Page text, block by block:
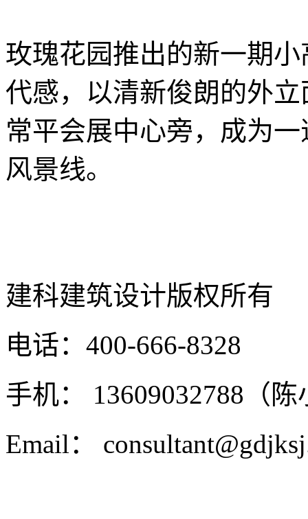
玫瑰花园推出的新一期
代感，以清新俊朗的外
常平会展中心旁，成为
风景线。
建科建筑设计版权所有
电话：400-666-8328
手机： 13609032788（陈
Email：